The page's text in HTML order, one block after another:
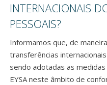
INTERNACIONAIS
PESSOAIS?
Informamos que, de
transferências
sendo adotadas as
EYSA neste âmbito de